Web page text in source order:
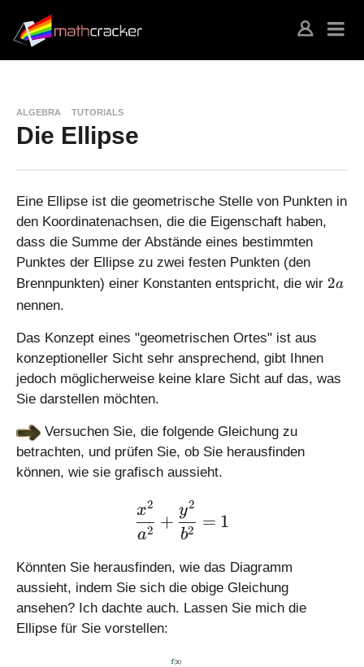
ALGEBRA TUTORIALS
Die Ellipse
Eine Ellipse ist die geometrische Stelle von Punkten in
den Koordinatenachsen, die die Eigenschaft haben,
dass die Summe der Abstände eines bestimmten
Punktes der Ellipse zu zwei festen Punkten (den
Brennpunkten) einer Konstanten entspricht, die wir 2
2a
nennen.
Das Konzept eines "geometrischen Ortes" ist aus
konzeptioneller Sicht sehr ansprechend, gibt Ihnen
jedoch möglicherweise keine klare Sicht auf das, was
Sie darstellen möchten.
Versuchen Sie, die folgende Gleichung zu
betrachten, und prüfen Sie, ob Sie herausfinden
können, wie sie grafisch aussieht.
\large \displaystyle
a2
x2
+
b2
y2
= 1
Könnten Sie herausfinden, wie das Diagramm
aussieht, indem Sie sich die obige Gleichung
ansehen? Ich dachte auch. Lassen Sie mich die
Ellipse für Sie vorstellen: